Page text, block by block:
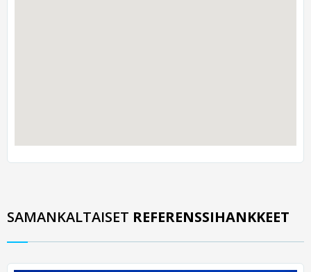
SAMANKALTAISET REFERENSSIHANKKEET